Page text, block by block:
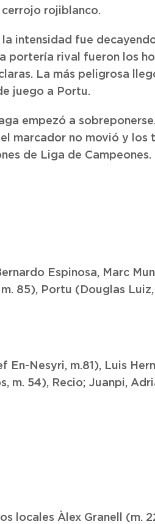
rojiblanco.
intensidad fue
portería rival fueron los
La más peligrosa
juego a Portu.
empezó a
marcador no movió y los
de Liga de Campeones.
Espinosa, Marc
85), Portu (Douglas
Nesyri, m.81), Luis
m. 54), Recio; Juanpi,
locales Àlex Granell (m.